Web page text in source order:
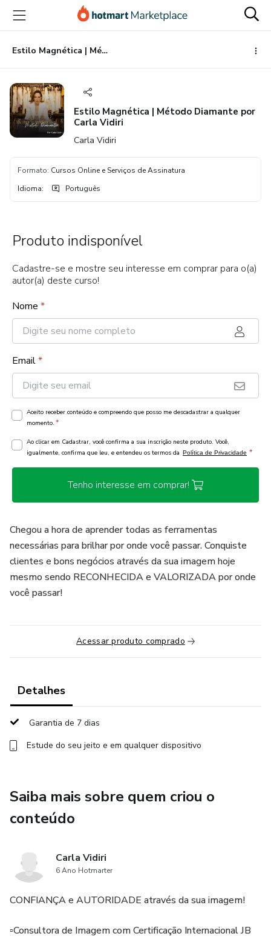
para
conteúdo
principal
para
pagamento
para
rodapé
Estilo Magnética | Método Diamante por Carla Vidiri
Estilo Magnética | Método Diamante por
Carla Vidiri
Carla Vidiri
Formato: Cursos Online e Serviços de Assinatura
Idioma: Português
Produto indisponível
Cadastre-se e mostre seu interesse em comprar para o(a)
autor(a) deste curso!
Nome *
Email*
Aceito receber conteúdo e compreendo que posso me descadastrar a qualquer
momento. *
Ao clicar em Cadastrar, você confirma a sua inscrição neste produto. Você,
igualmente, confirma que leu, e entendeu os termos da Política de Privacidade *
Tenho interesse em comprar!
Chegou a hora de aprender todas as ferramentas
necessárias para brilhar por onde você passar. Conquiste
clientes e bons negócios através da sua imagem hoje
mesmo sendo RECONHECIDA e VALORIZADA por onde
você passar!
Acessar produto comprado
Detalhes
Garantia de 7 dias
Estude do seu jeito e em qualquer dispositivo
Saiba mais sobre quem criou o
conteúdo
Carla Vidiri
6 Ano Hotmarter
CONFIANÇA e AUTORIDADE através da sua imagem!
▫️Consultora de Imagem com Certificação Internacional JB